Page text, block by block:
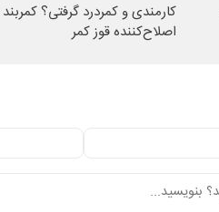
کارمندی و کمردرد گرفتی؟ کمربند
اصلاح‌کننده قوز کمر